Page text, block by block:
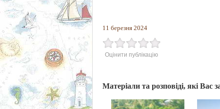
11 березня 2024
Оцінити публікацію
Матеріали та розповіді, які Вас